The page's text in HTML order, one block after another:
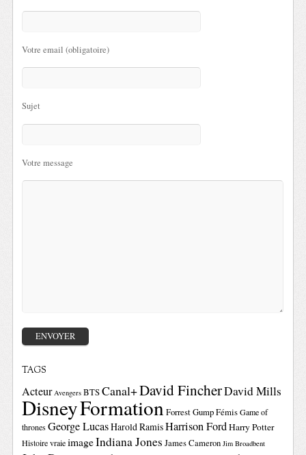
Votre email (obligatoire)
Sujet
Votre message
TAGS
Acteur Avengers BTSCanal+David FincherDavid Mills
DisneyFormationForrest GumpFémis Game of
thrones George LucasHarold RamisHarrison FordHarry Potter
Histoire vraie imageIndiana Jones James Cameron Jim Broadbent